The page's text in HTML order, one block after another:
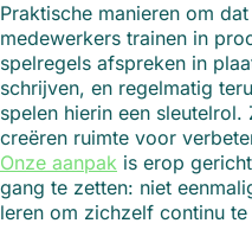
Praktische manieren om
medewerkers trainen in
spelregels afspreken in
schrijven, en regelmatig
spelen hierin een
creëren ruimte voor
Onze aanpak is erop
gang te zetten: niet
leren om zichzelf continu